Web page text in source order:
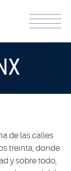
de las calles
treinta, donde
y sobre todo,